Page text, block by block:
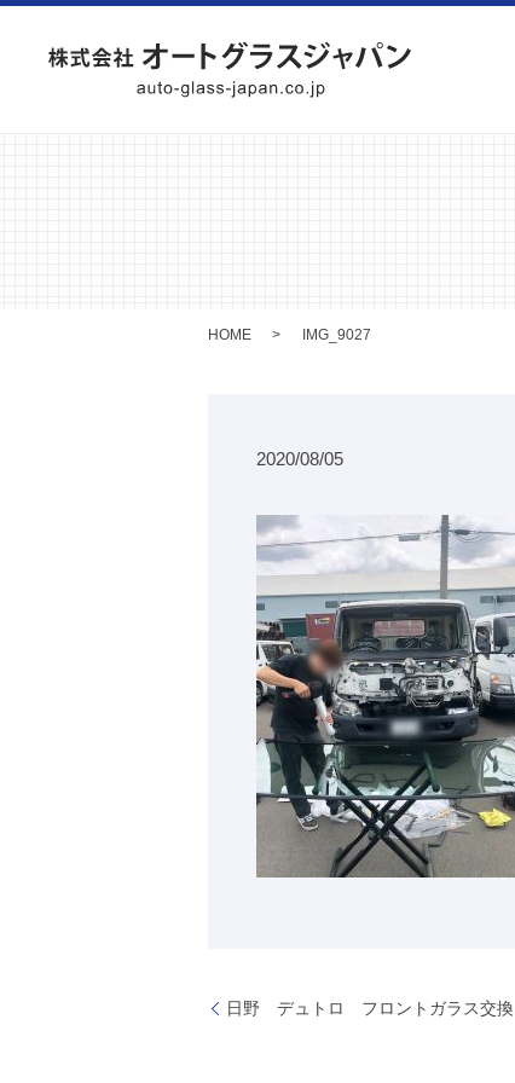
HOME IMG_9027
2020/08/05
日野 デュトロ フロントガラス交換